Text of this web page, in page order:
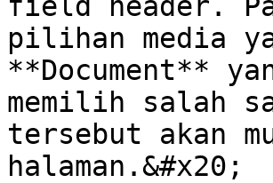
pilihan media
**Document**
memilih salah
tersebut akan
halaman.&#x20;